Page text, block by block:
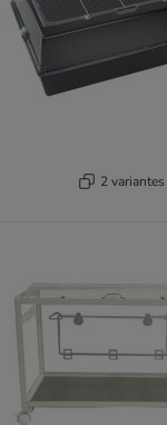
2 variantes